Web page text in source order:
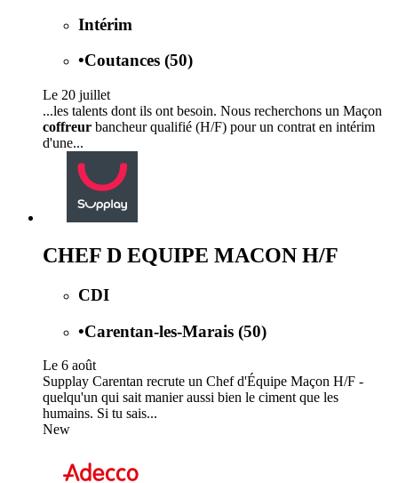
Intérim
•Coutances (50)
Le 20 juillet
...les talents dont ils ont besoin. Nous recherchons un Maçon
coffreur bancheur qualifié (H/F) pour un contrat en intérim
d'une...
CHEF D EQUIPE MACON H/F
CDI
•Carentan-les-Marais (50)
Le 6 août
Supplay Carentan recrute un Chef d'Équipe Maçon H/F -
quelqu'un qui sait manier aussi bien le ciment que les
humains. Si tu sais...
New